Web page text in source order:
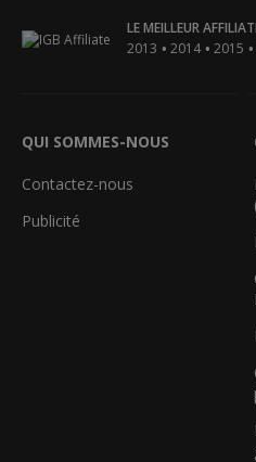
LE MEILLEUR
2013 • 2014 • 2015 •
QUI SOMMES-NOUS
Contactez-nous
Publicité